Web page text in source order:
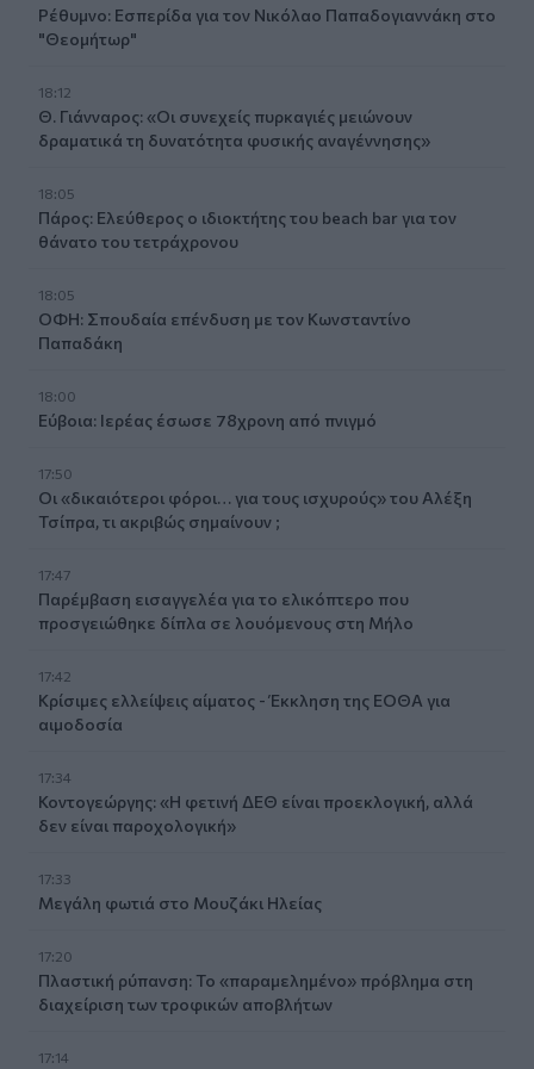
Ρέθυμνο: Εσπερίδα για τον Νικόλαο Παπαδογιαννάκη στο
"Θεομήτωρ"
18:12
Θ. Γιάνναρος: «Οι συνεχείς πυρκαγιές μειώνουν
δραματικά τη δυνατότητα φυσικής αναγέννησης»
18:05
Πάρος: Ελεύθερος ο ιδιοκτήτης του beach bar για τον
θάνατο του τετράχρονου
18:05
ΟΦΗ: Σπουδαία επένδυση με τον Κωνσταντίνο
Παπαδάκη
18:00
Εύβοια: Ιερέας έσωσε 78χρονη από πνιγμό
17:50
Οι «δικαιότεροι φόροι… για τους ισχυρούς» του Αλέξη
Τσίπρα, τι ακριβώς σημαίνουν ;
17:47
Παρέμβαση εισαγγελέα για το ελικόπτερο που
προσγειώθηκε δίπλα σε λουόμενους στη Μήλο
17:42
Κρίσιμες ελλείψεις αίματος - Έκκληση της ΕΟΘΑ για
αιμοδοσία
17:34
Κοντογεώργης: «Η φετινή ΔΕΘ είναι προεκλογική, αλλά
δεν είναι παροχολογική»
17:33
Μεγάλη φωτιά στο Μουζάκι Ηλείας
17:20
Πλαστική ρύπανση: Το «παραμελημένο» πρόβλημα στη
διαχείριση των τροφικών αποβλήτων
17:14